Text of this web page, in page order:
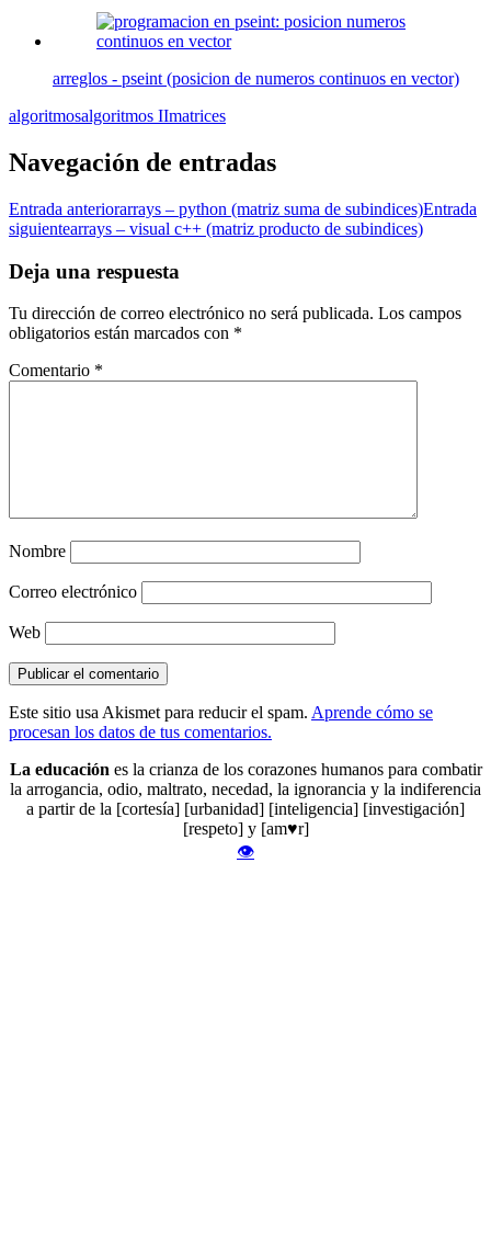
arreglos - pseint (posicion de numeros continuos en vector)
algoritmosalgoritmos IImatrices
Navegación de entradas
Entrada anteriorarrays – python (matriz suma de subindices)Entrada
siguientearrays – visual c++ (matriz producto de subindices)
Deja una respuesta
Tu dirección de correo electrónico no será publicada. Los campos
obligatorios están marcados con *
Comentario *
Nombre
Correo electrónico
Web
Este sitio usa Akismet para reducir el spam. Aprende cómo se
procesan los datos de tus comentarios.
La educaciónes la crianza de los corazones humanos para combatir
la arrogancia, odio, maltrato, necedad, la ignorancia y la indiferencia
a partir de la [cortesía] [urbanidad] [inteligencia] [investigación]
[respeto] y [am♥r]
👁